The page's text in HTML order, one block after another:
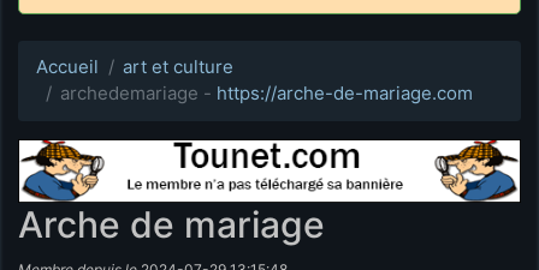
Accueil
art et culture
archedemariage - https://arche-de-mariage.com
Arche de mariage